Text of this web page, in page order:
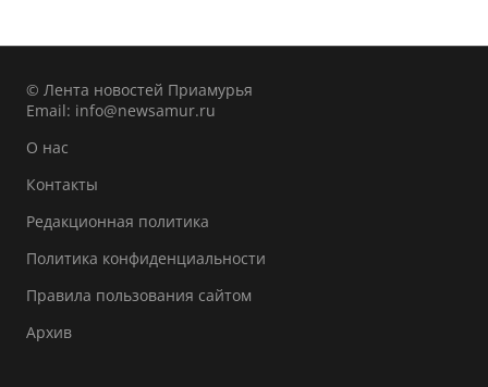
© Лента новостей Приамурья
Email: info@newsamur.ru
О нас
Контакты
Редакционная политика
Политика конфиденциальности
Правила пользования сайтом
Архив